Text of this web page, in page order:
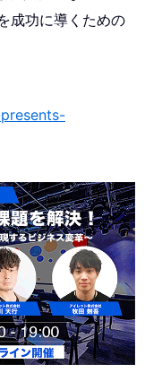
成功に導くための